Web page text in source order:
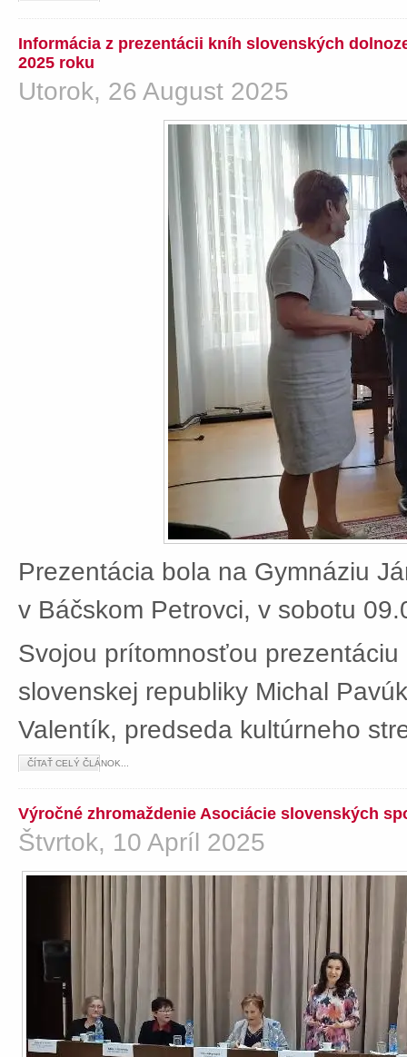
Informácia z prezentácii kníh slovenských
2025 roku
Utorok, 26 August 2025
Prezentácia bola na Gymnáziu
v Báčskom Petrovci, v sobotu
Svojou prítomnosťou
slovenskej republiky Michal
Valentík, predseda kultúrneho
ČÍTAŤ CELÝ ČLÁNOK...
Výročné zhromaždenie Asociácie slovenských
Štvrtok, 10 Apríl 2025